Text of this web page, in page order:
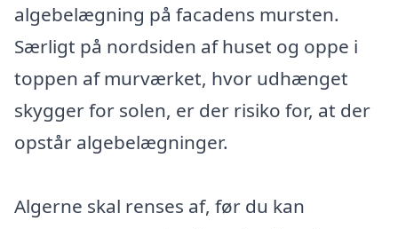
algebelægning på facadens mursten.
Særligt på nordsiden af huset og oppe i
toppen af murværket, hvor udhænget
skygger for solen, er der risiko for, at der
opstår algebelægninger.
Algerne skal renses af, før du kan